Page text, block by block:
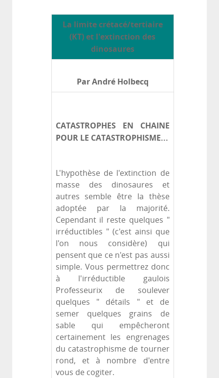
La limite crétacé/tertiaire
(KT) et l'extinction des
dinosaures
Par André Holbecq
CATASTROPHES EN CHAINE
POUR LE CATASTROPHISME...
L'hypothèse de l'extinction de
masse des dinosaures et
autres semble être la thèse
adoptée par la majorité.
Cependant il reste quelques "
irréductibles " (c'est ainsi que
l'on nous considère) qui
pensent que ce n'est pas aussi
simple. Vous permettrez donc
à l'irréductible gaulois
Professeurix de soulever
quelques " détails " et de
semer quelques grains de
sable qui empêcheront
certainement les engrenages
du catastrophisme de tourner
rond, et à nombre d'entre
vous de cogiter.